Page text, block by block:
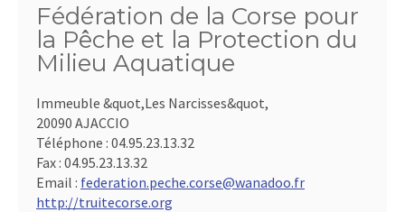
Fédération de la Corse pour
la Pêche et la Protection du
Milieu Aquatique
Immeuble &quot,Les Narcisses&quot,
20090 AJACCIO
Téléphone : 04.95.23.13.32
Fax : 04.95.23.13.32
Email : federation.peche.corse@wanadoo.fr
http://truitecorse.org